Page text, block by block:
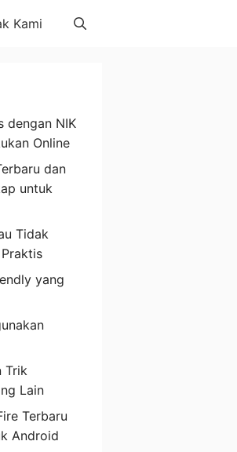
Kami
dengan NIK
Online
dan
untuk
Tidak
yang
Trik
Lain
Terbaru
Android